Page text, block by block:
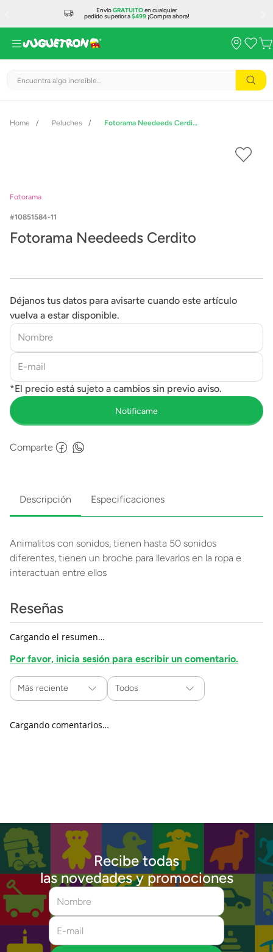
EnvíoGRATUITOen cualquier
pedido superior a$499¡Compra ahora!
Encuentra algo increíble...
Peluches Fotorama Needeeds Cerdito
Fotorama
10851584-11
Fotorama Needeeds Cerdito
Déjanos tus datos para avisarte cuando este artículo
vuelva a estar disponible.
Comparte
Descripción Especificaciones
Animalitos con sonidos, tienen hasta 50 sonidos
diferentes, tienen un broche para llevarlos en la ropa e
interactuan entre ellos
Reseñas
Cargando el resumen…
Por favor, inicia sesión para escribir un comentario.
Más reciente Todos
Cargando comentarios…
Recibe todas
las novedades y promociones